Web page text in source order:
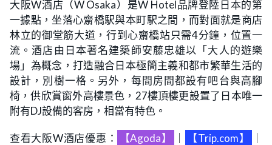
大阪W酒店（W Osaka）是W Hotel品牌登陸日本的第
一據點，坐落心齋橋駅與本町駅之間，而對面就是商店
林立的御堂筋大道，行到心齋橋站只需4分鐘，位置一
流。酒店由日本著名建築師安藤忠雄以「大人的遊樂
場」為概念，打造融合日本極簡主義和都市繁華生活的
設計，別樹一格。另外，每間房間都設有吧台與高腳
椅，供欣賞窗外高樓景色，27樓頂樓更設置了日本唯一
附有DJ設備的客房，相當有特色。
查看大阪W酒店優惠： 【Agoda】 【Trip.com】